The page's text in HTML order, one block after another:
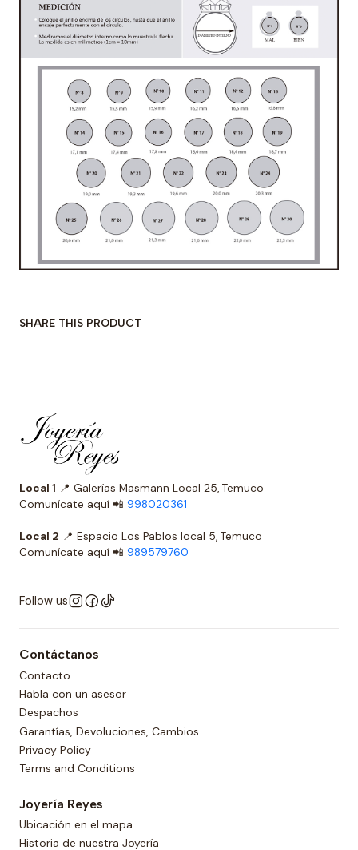
SHARE THIS PRODUCT
Local 1 📍 Galerías Masmann Local 25, Temuco
Comunícate aquí 📲 998020361
Local 2 📍 Espacio Los Pablos local 5, Temuco
Comunícate aquí 📲 989579760
Follow us
Contáctanos
Contacto
Habla con un asesor
Despachos
Garantías, Devoluciones, Cambios
Privacy Policy
Terms and Conditions
Joyería Reyes
Ubicación en el mapa
Historia de nuestra Joyería